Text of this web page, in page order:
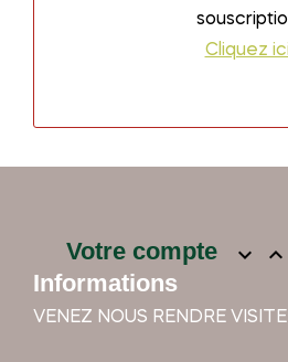
Cliquez ici
Votre compte  
Informations
VENEZ NOUS RENDRE